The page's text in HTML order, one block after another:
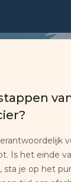
Is het einde
sta je op het